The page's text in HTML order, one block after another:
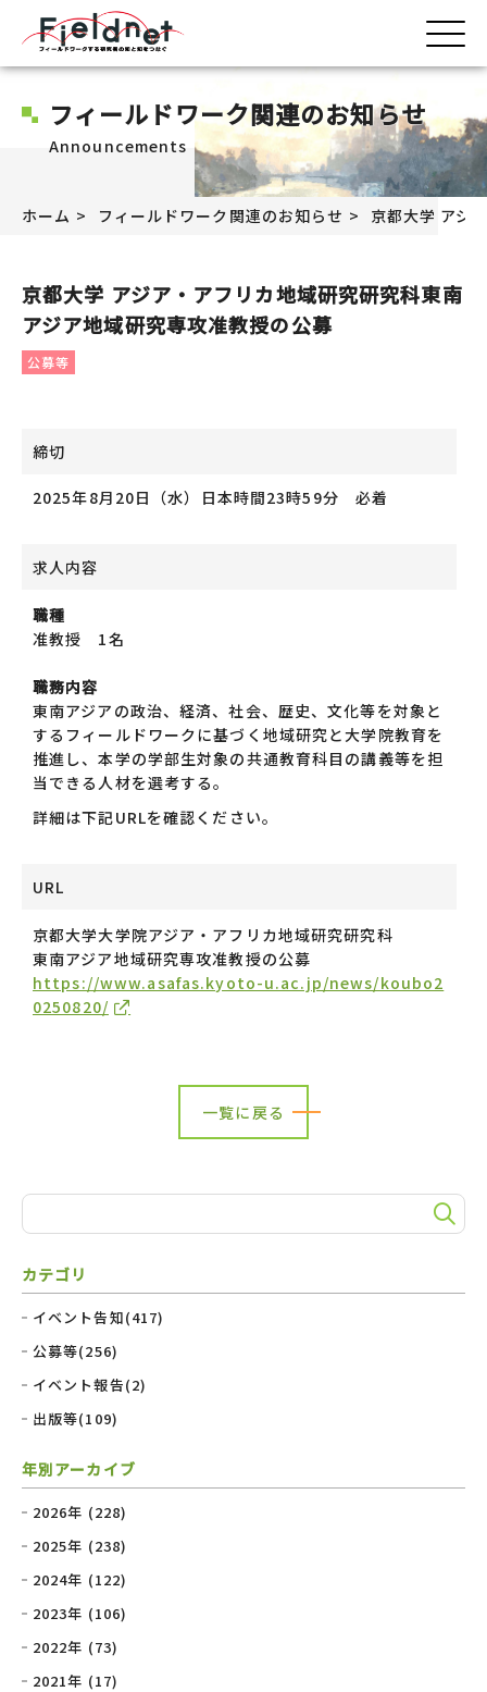
フィールドワーク関連のお知らせ
Announcements
ホーム フィールドワーク関連のお知らせ 京都大学 アジ
京都大学 アジア・アフリカ地域研究研究科東南
アジア地域研究専攻准教授の公募
公募等
締切
2025年8月20日（水）日本時間23時59分 必着
求人内容
職種
准教授 1名
職務内容
東南アジアの政治、経済、社会、歴史、文化等を対象と
するフィールドワークに基づく地域研究と大学院教育を
推進し、本学の学部生対象の共通教育科目の講義等を担
当できる人材を選考する。
詳細は下記URLを確認ください。
URL
京都大学大学院アジア・アフリカ地域研究研究科
東南アジア地域研究専攻准教授の公募
https://www.asafas.kyoto-u.ac.jp/news/koubo2
0250820/
一覧に戻る
カテゴリ
イベント告知(417)
公募等(256)
イベント報告(2)
出版等(109)
年別アーカイブ
2026年 (228)
2025年 (238)
2024年 (122)
2023年 (106)
2022年 (73)
2021年 (17)